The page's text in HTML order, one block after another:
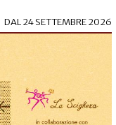
DAL24 SETTEMBRE 2026